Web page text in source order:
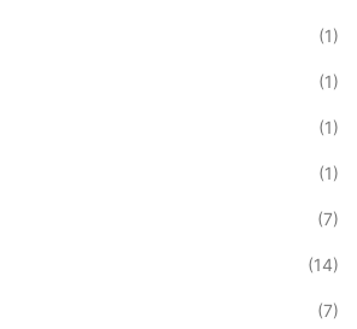
(1)
(1)
(1)
(1)
(7)
(14)
(7)